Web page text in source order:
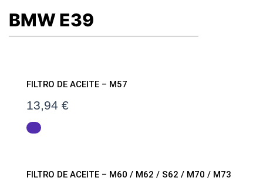
BMW E39
FILTRO DE ACEITE – M57
13,94 €
FILTRO DE ACEITE – M60 / M62 / S62 / M70 / M73